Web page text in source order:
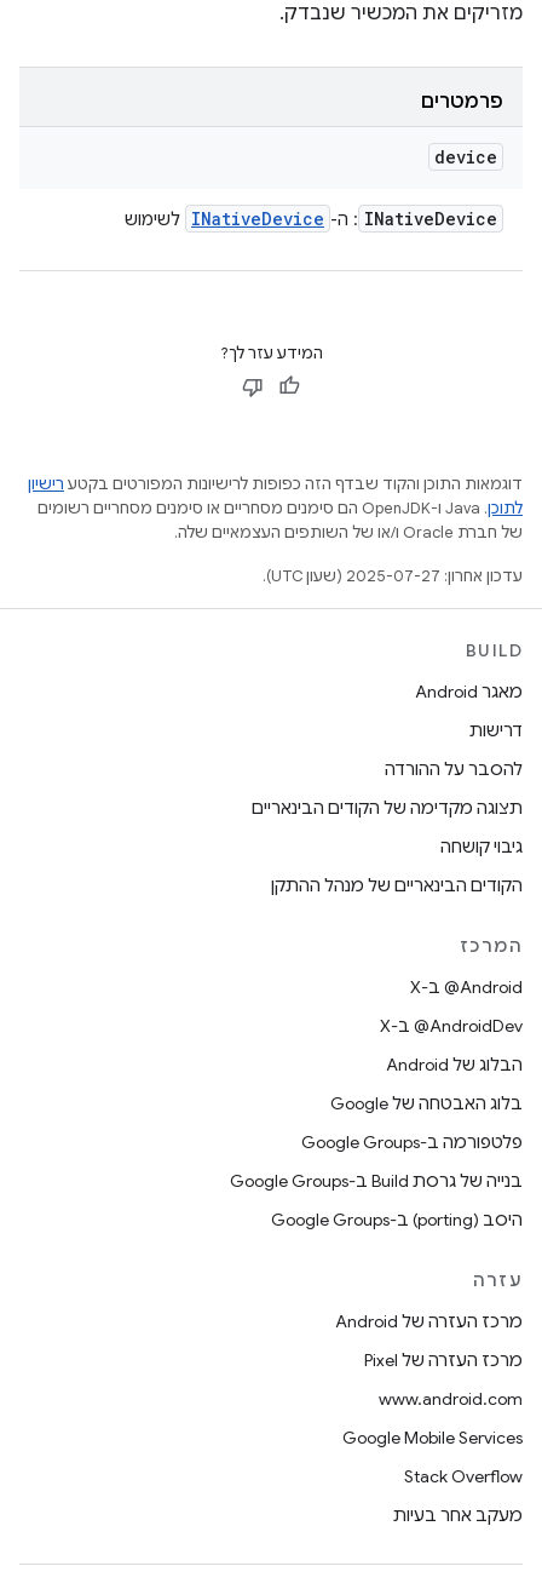
מזריקים את המכשיר שנבדק.
פרמטרים
device
INativeDevice : ה- INativeDevice לשימוש
המידע עזר לך?
דוגמאות התוכן והקוד שבדף הזה כפופות לרישיונות המפורטים בקטע רישיון
לתוכן
.‏ Java ו-OpenJDK הם סימנים מסחריים או סימנים מסחריים רשומים
של חברת Oracle ו/או של השותפים העצמאיים שלה.
עדכון אחרון: 2025-07-27 (שעון UTC).
BUILD
מאגר Android
דרישות
להסבר על ההורדה
תצוגה מקדימה של הקודים הבינאריים
גיבוי קושחה
הקודים הבינאריים של מנהל ההתקן
המרכז
‫‎@Android ב-X
‫‎@AndroidDev ב-X
הבלוג של Android
בלוג האבטחה של Google
פלטפורמה ב-Google Groups
בנייה של גרסת Build ב-Google Groups
היסב (porting) ב-Google Groups
עזרה
מרכז העזרה של Android
מרכז העזרה של Pixel
www.android.com
Google Mobile Services
Stack Overflow
מעקב אחר בעיות